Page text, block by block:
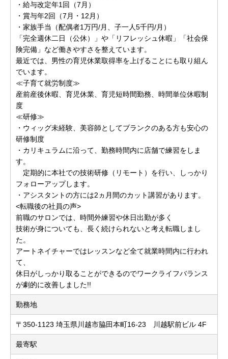
・給与改定年1回（7月）
・賞与年2回（7月・12月）
・家族手当（配偶者1万円/月、子一人5千円/月）
「完全週休二日（公休）」や「リフレッシュ休暇」「社会保
険完備」など働きやすさを整えています。
最近では、男性の育児休業取得率を上げることにも取り組ん
でいます。
≪子育て就労制度≫
産前産後休暇、育児休業、育児短時間勤務、時間単位休暇制
度
≪研修≫
・ウィッグ未経験、美容師としてブランクのある方も安心の
研修制度
・カリキュラムに沿って、勤務時間内に店舗で練習をしま
す。
定期的に本社での技術研修（リモート）を行い、しっかり
フォローアップします。
・アシスタントの方には2ヵ月間のカット講習があります。
<転職後の社員の声>
前職のサロンでは、時間外練習や休日出勤が多く
技術が身についても、長く続けられないと考え転職しまし
た。
アートネイチャーではレッスンなど全て就業時間内に行われ
て、
休日がしっかり取ることができるのでワークライフバランス
が劇的に改善しました!!
勤務地
〒350-1123 埼玉県川越市脇田本町16-23 川越駅前ビル 4F
最寄駅